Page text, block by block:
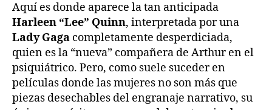
Aquí es donde aparece la tan anticipada
Harleen “Lee” Quinn, interpretada por una
Lady Gaga completamente desperdiciada,
quien es la “nueva” compañera de Arthur en el
psiquiátrico. Pero, como suele suceder en
películas donde las mujeres no son más que
piezas desechables del engranaje narrativo, su